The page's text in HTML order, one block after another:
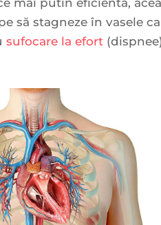
mai putin eficientă,
să stagneze în vasele
sufocare la efort